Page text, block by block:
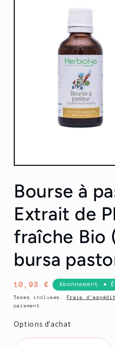
Ouvrir
média
1
dans
une
fenêtre
modale
Bourse à
Extrait de
fraîche Bio
bursa
Prix
habituel
10,93 € Abonnement •
Taxes incluses. Frais
paiement.
Options d'achat